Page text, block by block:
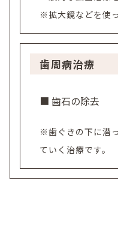
※拡大鏡などを使
歯周病治療
■ 歯石の除去
※歯ぐきの下に潜
ていく治療です。